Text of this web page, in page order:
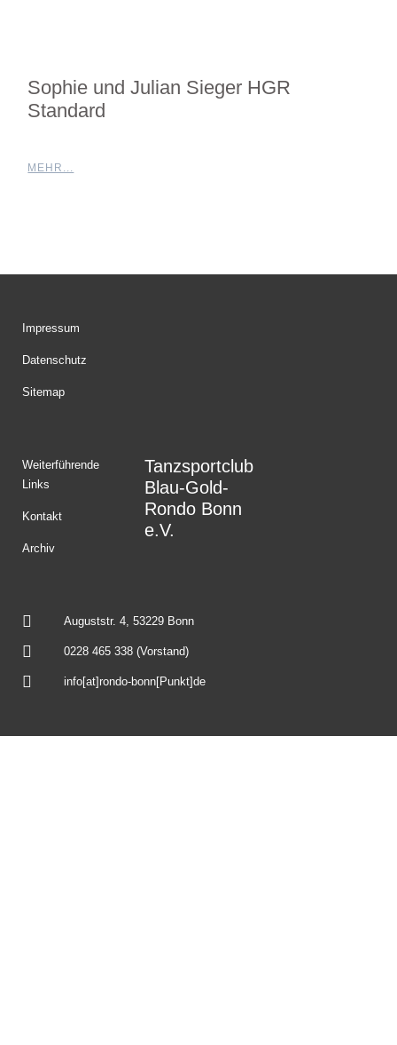
Sophie und Julian Sieger HGR
Standard
MEHR...
Impressum
Datenschutz
Sitemap
Weiterführende
Links
Kontakt
Archiv
Tanzsportclub
Blau-Gold-
Rondo Bonn
e.V.
Auguststr. 4, 53229 Bonn
0228 465 338 (Vorstand)
info[at]rondo-bonn[Punkt]de